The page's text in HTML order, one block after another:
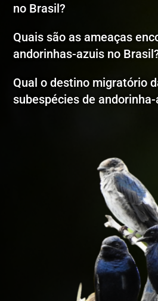
no Brasil?
Quais são as ameaças
andorinhas-azuis no
Qual o destino migratório
subespécies de andorinha-